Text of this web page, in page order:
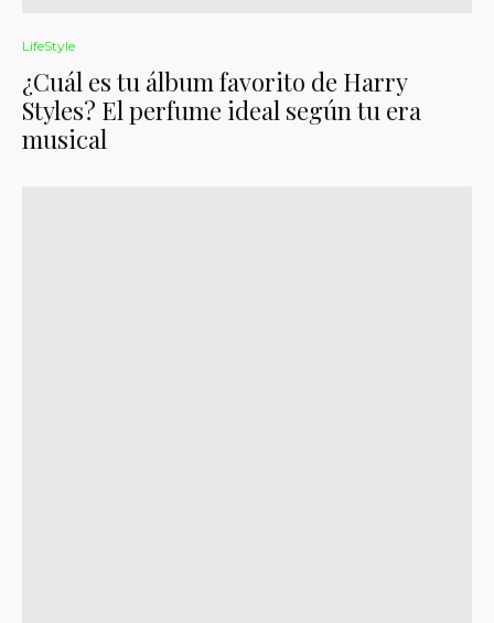
LifeStyle
¿Cuál es tu álbum favorito de Harry
Styles? El perfume ideal según tu era
musical